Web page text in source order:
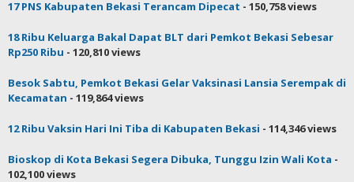
17 PNS Kabupaten Bekasi Terancam Dipecat - 150,758 views
18 Ribu Keluarga Bakal Dapat BLT dari Pemkot Bekasi Sebesar
Rp250 Ribu - 120,810 views
Besok Sabtu, Pemkot Bekasi Gelar Vaksinasi Lansia Serempak di
Kecamatan - 119,864 views
12 Ribu Vaksin Hari Ini Tiba di Kabupaten Bekasi - 114,346 views
Bioskop di Kota Bekasi Segera Dibuka, Tunggu Izin Wali Kota -
102,100 views